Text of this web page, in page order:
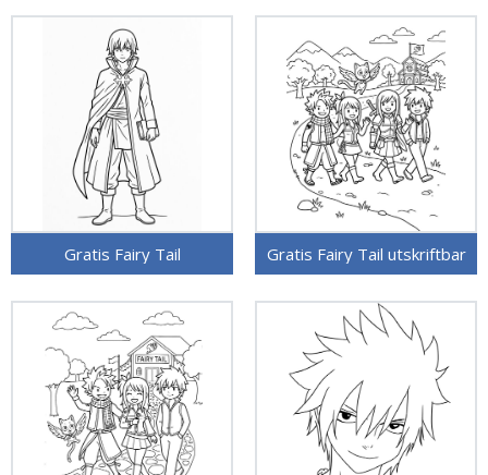
Gratis Fairy Tail Gratis Fairy Tail utskriftbar